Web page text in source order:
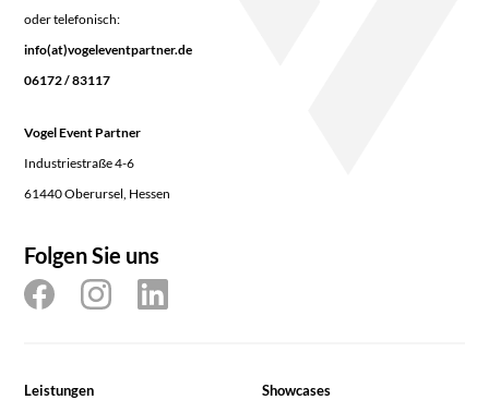
oder telefonisch:
info(at)vogeleventpartner.de
06172 / 83117
Vogel Event Partner
Industriestraße 4-6
61440 Oberursel, Hessen
Folgen Sie uns
Leistungen Showcases